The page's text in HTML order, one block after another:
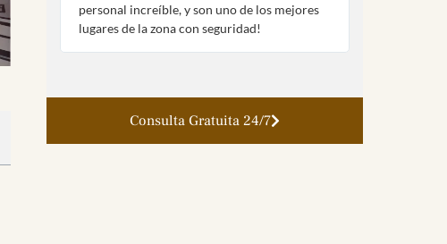
personal increíble, y son uno de los mejores
lugares de la zona con seguridad!
Consulta Gratuita 24/7